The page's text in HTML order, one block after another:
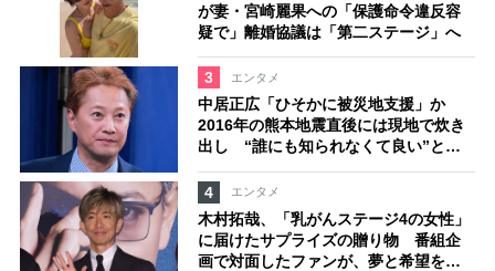
が妻・宮崎麗果への「保護命令違反容
疑で」離婚協議は「第二ステージ」へ
3 エンタメ
中居正広「ひそかに被災地支援」か
2016年の熊本地震直後には現地で炊き
出し “誰にも知られなくて良い”と、
むしろ強まる福祉活動への思い
4
エンタメ
木村拓哉、「乳がんステージ4の女性」
に届けたサプライズの贈り物 番組企
画で対面したファンが、夢と希望を与